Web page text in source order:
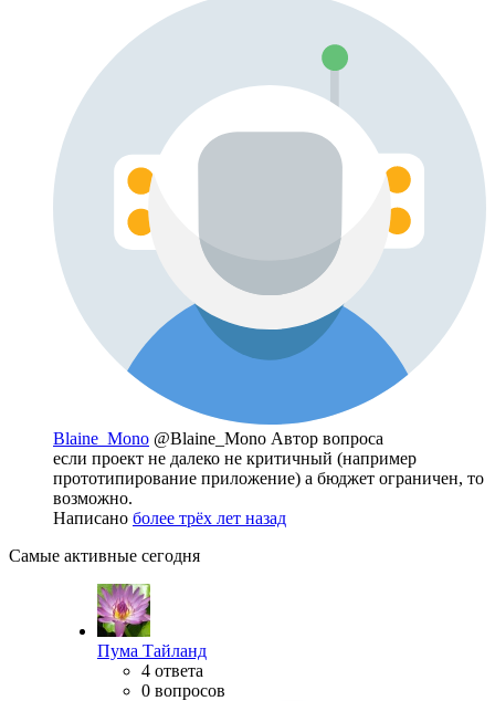
Blaine_Mono @Blaine_Mono Автор вопроса
если проект не далеко не критичный (например
прототипирование приложение) а бюджет ограничен, то
возможно.
Написано более трёх лет назад
Самые активные сегодня
Пума Тайланд
4 ответа
0 вопросов